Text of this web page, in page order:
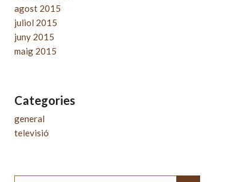
agost 2015
juliol 2015
juny 2015
maig 2015
Categories
general
televisió